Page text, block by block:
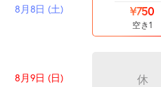
8月8日 (土) ¥750
空き1
8月9日 (日) 休